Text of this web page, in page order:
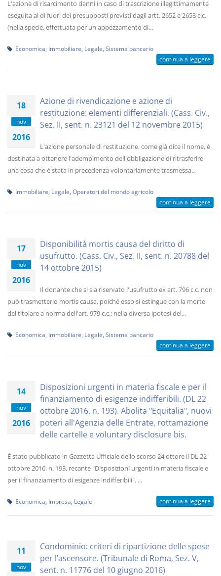
L'azione di risarcimento danni in caso di trascrizione illegittimamente
eseguita al di fuori dei presupposti previsti dagli artt. 2652 e 2653 c.c.
(nella specie, effettuata per un appezzamento di...
Economica Immobiliare Legale Sistema bancario
continua a leggere
18
nov
2016
Azione di rivendicazione e azione di
restituzione: elementi differenziali. (Cass. Civ.,
Sez. II, sent. n. 23121 del 12 novembre 2015)
L'azione personale di restituzione, come già dice il nome, è
destinata a ottenere l'adempimento dell'obbligazione di ritrasferire
una cosa che è stata in precedenza volontariamente trasmessa...
Immobiliare Legale Operatori del mondo agricolo
continua a leggere
17
nov
2016
Disponibilità mortis causa del diritto di
usufrutto. (Cass. Civ., Sez. II, sent. n. 20788 del
14 ottobre 2015)
Il donante che si sia riservato l'usufrutto ex art. 796 c.c. non
può trasmetterlo mortis causa, poiché esso si estingue con la morte
del titolare a norma dell'art. 979 c.c.; nella diversa ipotesi del...
Economica Immobiliare Legale Sistema bancario
continua a leggere
14
nov
2016
Disposizioni urgenti in materia fiscale e per il
finanziamento di esigenze indifferibili. (DL 22
ottobre 2016, n. 193). Abolita "Equitalia", nuovi
poteri all'Agenzia delle Entrate, rottamazione
delle cartelle e voluntary disclosure bis.
È stato pubblicato in Gazzetta Ufficiale dello scorso 24 ottore il DL 22
ottobre 2016, n. 193, recante "Disposizioni urgenti in materia fiscale e
per il finanziamento di esigenze indifferibili". ...
Economica Impresa Legale continua a leggere
11
nov
Condominio: criteri di ripartizione delle spese
per l’ascensore. (Tribunale di Roma, Sez. V,
sent. n. 11776 del 10 giugno 2016)